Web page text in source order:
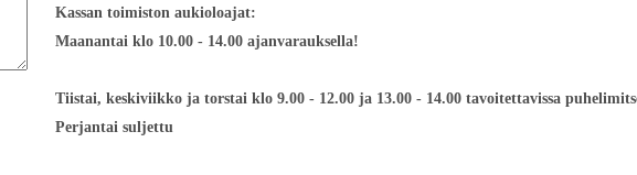
Kassan toimiston aukioloajat:
Maanantai klo 10.00 - 14.00 ajanvarauksella!
Tiistai, keskiviikko ja torstai klo 9.00 - 12.00 ja 13.00 - 14.00 tavoitettavissa
Perjantai suljettu